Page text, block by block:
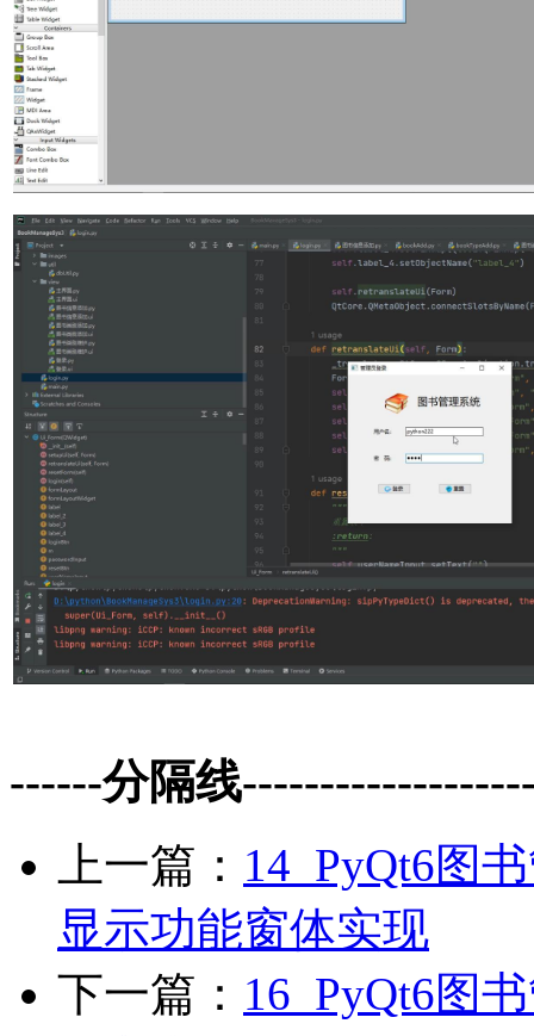
------分隔线
上一篇： 14_PyQt6图
显示功能窗体实现
下一篇： 16_PyQt6图